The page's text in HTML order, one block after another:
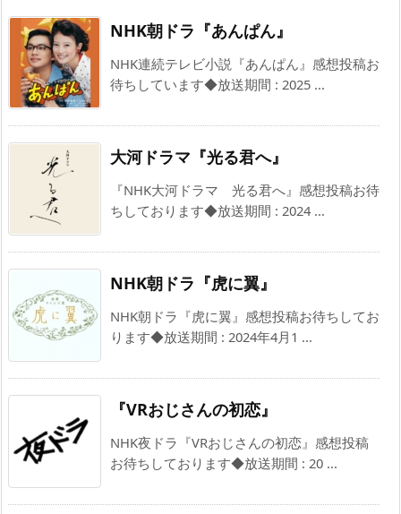
NHK朝ドラ『あんぱん』
NHK連続テレビ小説『あんぱん』感想投稿お
待ちしています◆放送期間 : 2025 ...
大河ドラマ『光る君へ』
『NHK大河ドラマ 光る君へ』感想投稿お待
ちしております◆放送期間 : 2024 ...
NHK朝ドラ『虎に翼』
NHK朝ドラ『虎に翼』感想投稿お待ちしてお
ります◆放送期間 : 2024年4月1 ...
『VRおじさんの初恋』
NHK夜ドラ『VRおじさんの初恋』感想投稿
お待ちしております◆放送期間 : 20 ...